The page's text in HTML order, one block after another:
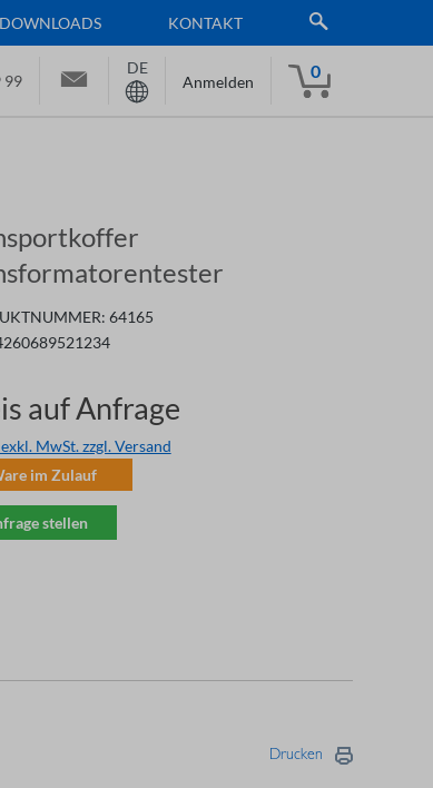
DOWNLOADS KONTAKT
99
DE
Anmelden
0
64165
auf Anfrage
MwSt. zzgl. Versand
im Zulauf
stellen
Drucken